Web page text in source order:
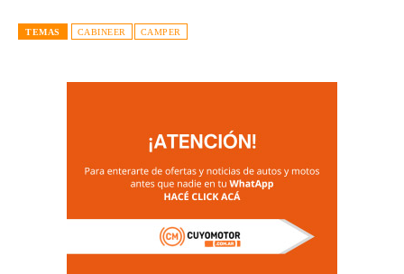
TEMAS CABINEER CAMPER